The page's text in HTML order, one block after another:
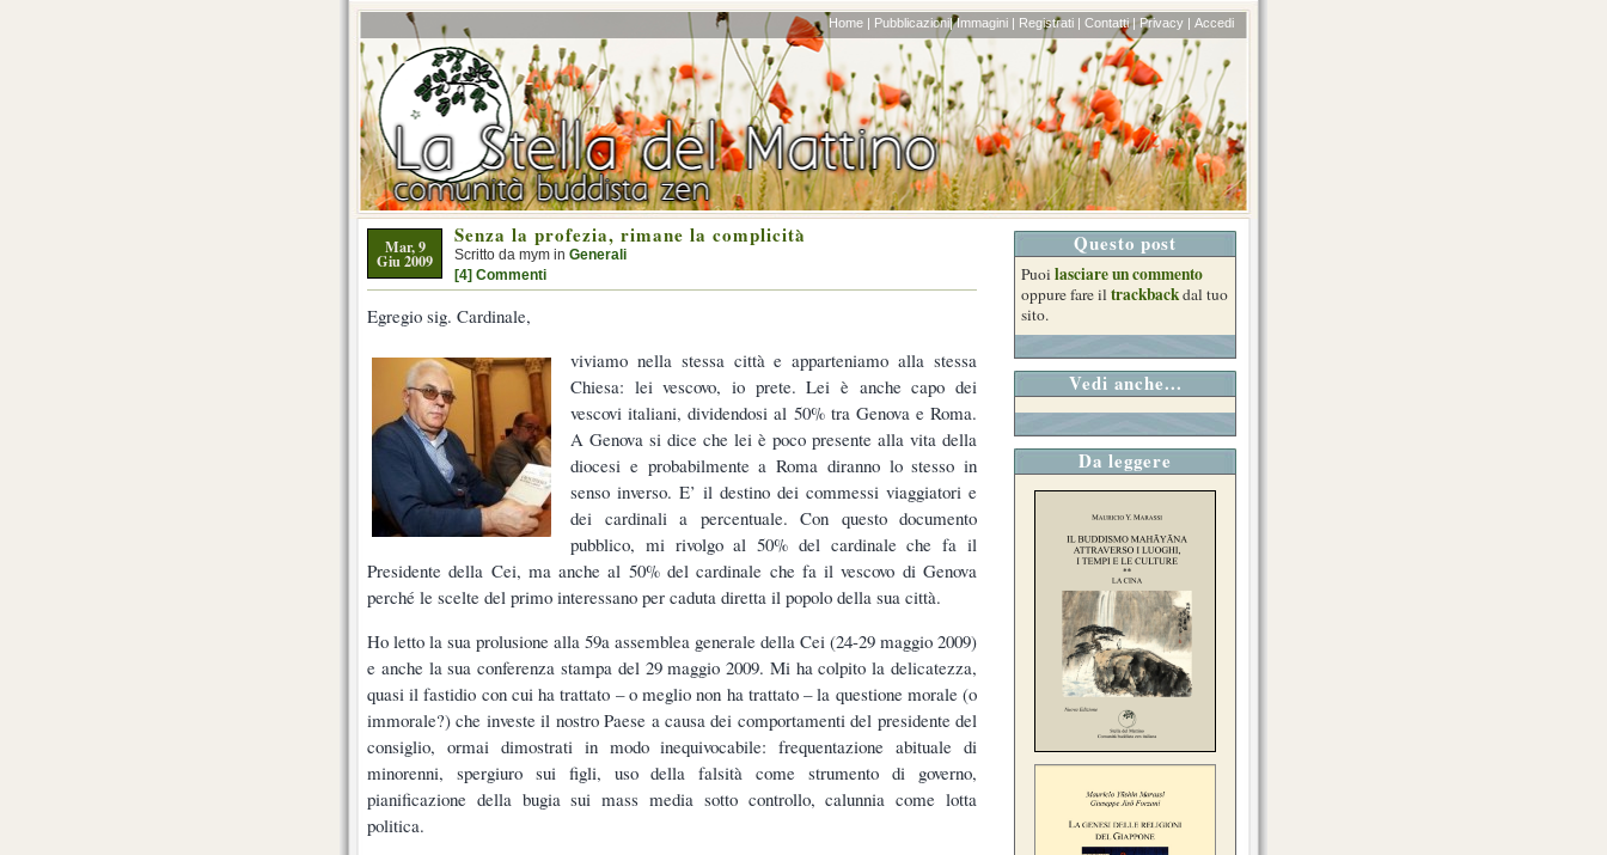
Home | Pubblicazioni| Immagini | Registrati | Contatti | Privacy | Accedi
Mar, 9
Giu 2009
Senza la profezia, rimane la complicità
Scritto da mym in Generali
[4] Commenti
Egregio sig. Cardinale,
viviamo nella stessa città e apparteniamo alla stessa
Chiesa: lei vescovo, io prete. Lei è anche capo dei
vescovi italiani, dividendosi al 50% tra Genova e Roma.
A Genova si dice che lei è poco presente alla vita della
diocesi e probabilmente a Roma diranno lo stesso in
senso inverso. E’ il destino dei commessi viaggiatori e
dei cardinali a percentuale. Con questo documento
pubblico, mi rivolgo al 50% del cardinale che fa il
Presidente della Cei, ma anche al 50% del cardinale che fa il vescovo di Genova
perché le scelte del primo interessano per caduta diretta il popolo della sua città.
Ho letto la sua prolusione alla 59a assemblea generale della Cei (24-29 maggio 2009)
e anche la sua conferenza stampa del 29 maggio 2009. Mi ha colpito la delicatezza,
quasi il fastidio con cui ha trattato – o meglio non ha trattato – la questione morale (o
immorale?) che investe il nostro Paese a causa dei comportamenti del presidente del
consiglio, ormai dimostrati in modo inequivocabile: frequentazione abituale di
minorenni, spergiuro sui figli, uso della falsità come strumento di governo,
pianificazione della bugia sui mass media sotto controllo, calunnia come lotta
politica.
Questo post
Puoi lasciare un commento
oppure fare il trackbackdal tuo
sito.
Vedi anche...
Da leggere